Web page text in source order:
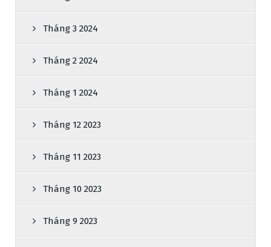
Tháng 3 2024
Tháng 2 2024
Tháng 1 2024
Tháng 12 2023
Tháng 11 2023
Tháng 10 2023
Tháng 9 2023